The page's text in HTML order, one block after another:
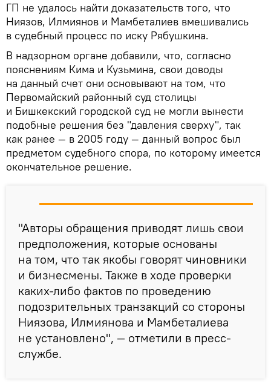
ГП не удалось найти доказательств того, что
Ниязов, Илмиянов и Мамбеталиев вмешивались
в судебный процесс по иску Рябушкина.
В надзорном органе добавили, что, согласно
пояснениям Кима и Кузьмина, свои доводы
на данный счет они основывают на том, что
Первомайский районный суд столицы
и Бишкекский городской суд не могли вынести
подобные решения без "давления сверху", так
как ранее — в 2005 году — данный вопрос был
предметом судебного спора, по которому имеется
окончательное решение.
"Авторы обращения приводят лишь свои
предположения, которые основаны
на том, что так якобы говорят чиновники
и бизнесмены. Также в ходе проверки
каких-либо фактов по проведению
подозрительных транзакций со стороны
Ниязова, Илмиянова и Мамбеталиева
не установлено", — отметили в пресс-
службе.